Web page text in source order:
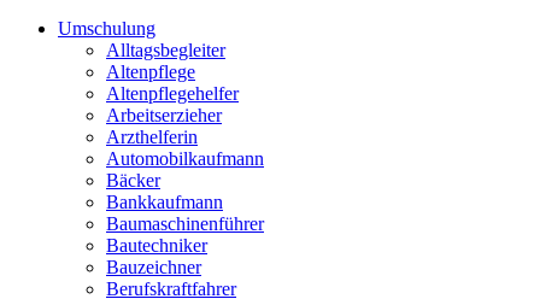
Umschulung
Alltagsbegleiter
Altenpflege
Altenpflegehelfer
Arbeitserzieher
Arzthelferin
Automobilkaufmann
Bäcker
Bankkaufmann
Baumaschinenführer
Bautechniker
Bauzeichner
Berufskraftfahrer